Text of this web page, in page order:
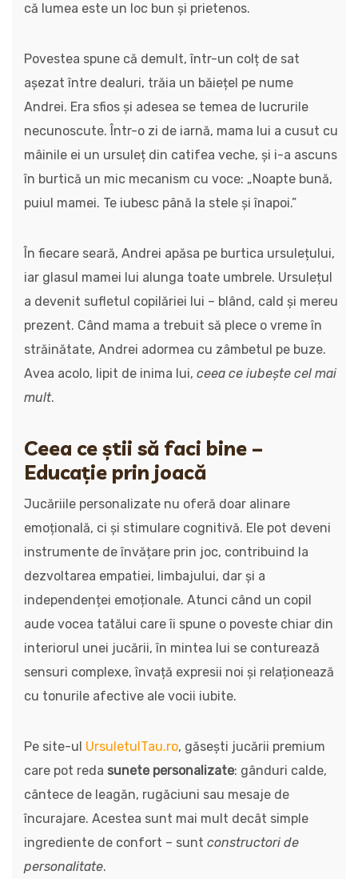
că lumea este un loc bun și prietenos.
Povestea spune că demult, într-un colț de sat
așezat între dealuri, trăia un băiețel pe nume
Andrei. Era sfios și adesea se temea de lucrurile
necunoscute. Într-o zi de iarnă, mama lui a cusut cu
mâinile ei un ursuleț din catifea veche, și i-a ascuns
în burtică un mic mecanism cu voce: „Noapte bună,
puiul mamei. Te iubesc până la stele și înapoi.”
În fiecare seară, Andrei apăsa pe burtica ursulețului,
iar glasul mamei lui alunga toate umbrele. Ursulețul
a devenit sufletul copilăriei lui – blând, cald și mereu
prezent. Când mama a trebuit să plece o vreme în
străinătate, Andrei adormea cu zâmbetul pe buze.
Avea acolo, lipit de inima lui, ceea ce iubește cel mai
mult.
Ceea ce știi să faci bine –
Educație prin joacă
Jucăriile personalizate nu oferă doar alinare
emoțională, ci și stimulare cognitivă. Ele pot deveni
instrumente de învățare prin joc, contribuind la
dezvoltarea empatiei, limbajului, dar și a
independenței emoționale. Atunci când un copil
aude vocea tatălui care îi spune o poveste chiar din
interiorul unei jucării, în mintea lui se conturează
sensuri complexe, învață expresii noi și relaționează
cu tonurile afective ale vocii iubite.
Pe site-ul UrsuletulTau.ro, găsești jucării premium
care pot reda sunete personalizate: gânduri calde,
cântece de leagăn, rugăciuni sau mesaje de
încurajare. Acestea sunt mai mult decât simple
ingrediente de confort – sunt constructori de
personalitate.